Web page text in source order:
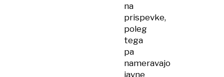
na
prispevke,
poleg
tega
pa
nameravajo
javne